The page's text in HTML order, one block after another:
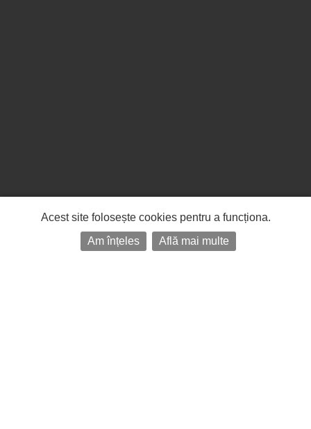
Acest site folosește cookies pentru a funcționa.
Am înțeles
Află mai multe